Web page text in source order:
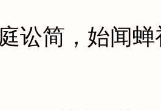
简，始闻蝉